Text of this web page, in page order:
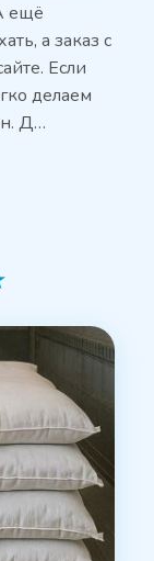
ещё
а заказ с
Если
делаем
Д…